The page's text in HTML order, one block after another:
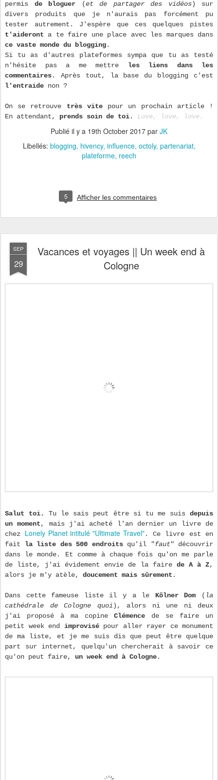
permis de bloguer (et de partager des vidéos) sur
divers produits que je n'aurais pas forcément pu
tester autrement. J'espère que ces quelques pistes
t'aideront a te faire une place avec les marques dans
ce vaste monde du blogging.
Si tu as d'autres plateformes sympa que tu as testé
n'hésite pas a me mettre les liens dans les
commentaires. Après tout, la base du blogging c'est
l'entraide non ?
On se retrouve très vitepour un prochain article !
En attendant, prends soin de toi. Love, love, love.
Publié il y a 19th October 2017 par JK
Libellés: blogging hivency influence octoly partenariat
plateforme reech
5 Afficher les commentaires
SEP
29
Vacances et voyages || Un week end à
Cologne
Salut toi.Tu le sais peut être si tu me suisdepuis
un moment, mais j'ai acheté l'an dernier un livre de
chez Lonely Planet intitulé "Ultimate Travel". Ce livre est en
fait la liste des 500 endroits qu'il "faut" découvrir
dans le monde. Et comme à chaque fois qu'on me parle
de liste, j'ai évidement envie de la faire de A à Z,
alors je m'y atèle, doucement mais sûrement .
Dans cette fameuse liste il y a le Kölner Dom ( la
cathédrale de Cologne quoi), alors ni une ni deux
j'ai proposé à ma copineClémence de se faire un
petit week end improvisépour aller rayer ce monument
de ma liste, et je me suis dis que peut être quelque
part sur internet, quelqu'un chercherait à savoir ce
qu'on peut faire, un week end à Cologne.